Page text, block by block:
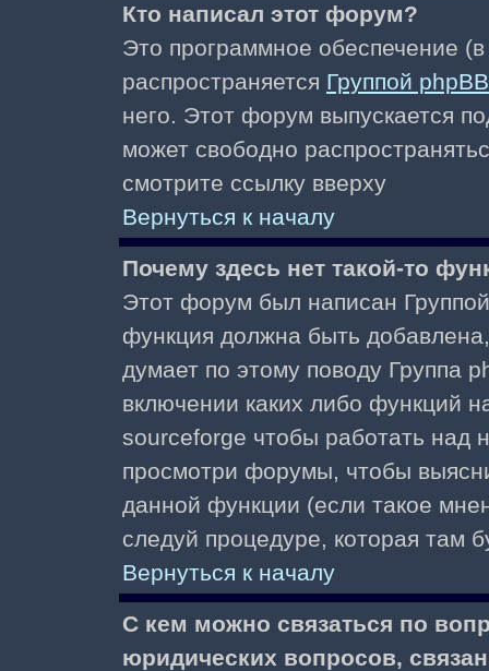
Кто написал этот форум?
Это программное обеспечение
распространяется Группой phpBB
него. Этот форум выпускается
может свободно
смотрите ссылку вверху
Вернуться к началу
Почему здесь нет такой-то
Этот форум был написан
функция должна быть
думает по этому поводу Группа
включении каких либо функций
sourceforge чтобы работать над
просмотри форумы, чтобы
данной функции (если такое
следуй процедуре, которая там
Вернуться к началу
С кем можно связаться по
юридических вопросов,